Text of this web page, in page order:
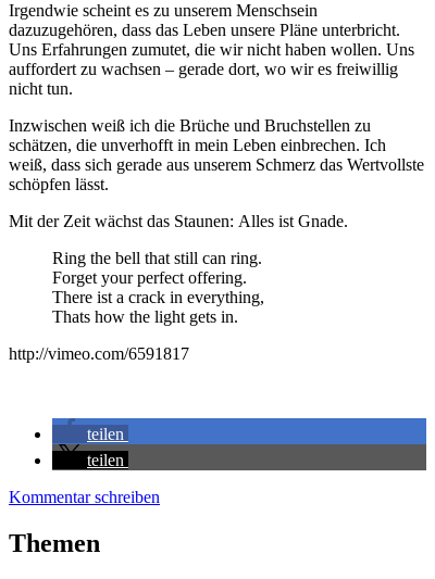
Irgendwie scheint es zu unserem Menschsein
dazuzugehören, dass das Leben unsere Pläne unterbricht.
Uns Erfahrungen zumutet, die wir nicht haben wollen. Uns
auffordert zu wachsen – gerade dort, wo wir es freiwillig
nicht tun.
Inzwischen weiß ich die Brüche und Bruchstellen zu
schätzen, die unverhofft in mein Leben einbrechen. Ich
weiß, dass sich gerade aus unserem Schmerz das Wertvollste
schöpfen lässt.
Mit der Zeit wächst das Staunen: Alles ist Gnade.
Ring the bell that still can ring.
Forget your perfect offering.
There ist a crack in everything,
Thats how the light gets in.
http://vimeo.com/6591817
teilen
teilen
Kommentar schreiben
Themen